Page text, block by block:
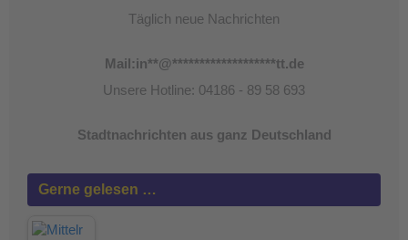
Täglich neue Nachrichten
Mail:in**@*******************tt.de
Unsere Hotline: 04186 - 89 58 693
Stadtnachrichten aus ganz Deutschland
Gerne gelesen …